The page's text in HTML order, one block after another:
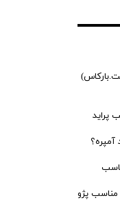
پراید
مناسب
مناسب پژو